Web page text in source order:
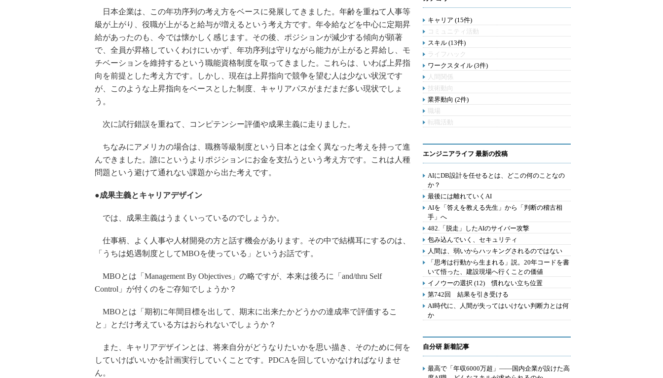
日本企業は、この年功序列の考え方をベースに発展してきました。年齢を重ねて人事等
級が上がり、役職が上がると給与が増えるという考え方です。年令給などを中心に定期昇
給があったのも、今では懐かしく感じます。その後、ポジションが減少する傾向が顕著
で、全員が昇格していくわけにいかず、年功序列は守りながら能力が上がると昇給し、モ
チベーションを維持するという職能資格制度を取ってきました。これらは、いわば上昇指
向を前提とした考え方です。しかし、現在は上昇指向で競争を望む人は少ない状況です
が、このような上昇指向をベースとした制度、キャリアパスがまだまだ多い現状でしょ
う。
次に試行錯誤を重ねて、コンピテンシー評価や成果主義に走りました。
ちなみにアメリカの場合は、職務等級制度という日本とは全く異なった考えを持って進
んできました。誰にというよりポジションにお金を支払うという考え方です。これは人種
問題という避けて通れない課題から出た考えです。
●成果主義とキャリアデザイン
では、成果主義はうまくいっているのでしょうか。
仕事柄、よく人事や人材開発の方と話す機会があります。その中で結構耳にするのは、
「うちは処遇制度としてMBOを使っている」というお話です。
MBOとは「Management By Objectives」の略ですが、本来は後ろに「and/thru Self
Control」が付くのをご存知でしょうか？
MBOとは「期初に年間目標を出して、期末に出来たかどうかの達成率で評価するこ
と」とだけ考えている方はおられないでしょうか？
また、キャリアデザインとは、将来自分がどうなりたいかを思い描き、そのために何を
していけばいいかを計画実行していくことです。PDCAを回していかなければなりませ
ん。
キャリア (15件)
コミュニティ活動
スキル (13件)
ライフハック
ワークスタイル (3件)
人間関係
技術動向
業界動向 (2件)
職場
転職活動
エンジニアライフ 最新の投稿
AIにDB設計を任せるとは、どこの何のことなの
か？
最後には離れていくAI
AIを「答えを教える先生」から「判断の稽古相
手」へ
482.「脱走」したAIのサイバー攻撃
包み込んでいく、セキュリティ
人間は、弱いからハッキングされるのではない
「思考は行動から生まれる」説。20年コードを書
いて悟った、建設現場へ行くことの価値
イノウーの選択 (12) 慣れない立ち位置
第742回 結果を引き受ける
AI時代に、人間が失ってはいけない判断力とは何
か
自分研 新着記事
最高で「年収6000万超」――国内企業が設けた高